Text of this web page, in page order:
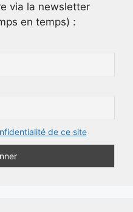
via la newsletter
en temps) :
de ce site